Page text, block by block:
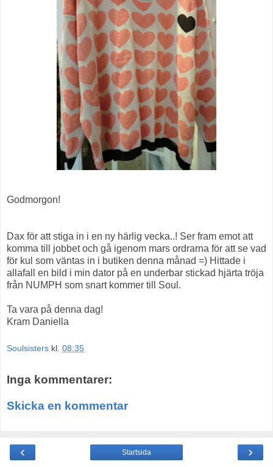
Godmorgon!
Dax för att stiga in i en ny härlig vecka..! Ser fram emot att
komma till jobbet och gå igenom mars ordrarna för att se vad
för kul som väntas in i butiken denna månad =) Hittade i
allafall en bild i min dator på en underbar stickad hjärta tröja
från NUMPH som snart kommer till Soul.
Ta vara på denna dag!
Kram Daniella
Soulsisters kl. 08:35
Inga kommentarer:
Skicka en kommentar
‹ ›
Startsida